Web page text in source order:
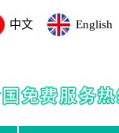
中文 English